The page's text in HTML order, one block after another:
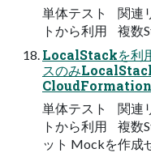
単体テスト 関連
トから利用 複数
LocalStackを利
スのみ
単体テスト 関連
トから利用 複数
ット Mockを作成